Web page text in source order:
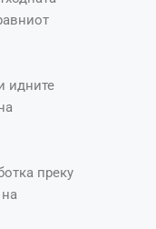
идните
преку